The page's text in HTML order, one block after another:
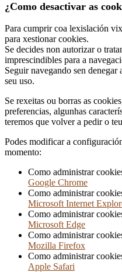
¿Como desactivar as
Para cumprir coa lexislación
para xestionar cookies.
Se decides non autorizar o
imprescindibles para a
Seguir navegando sen
seu uso.
Se rexeitas ou borras as
preferencias, algunhas
teremos que volver a pedir o
Podes modificar a
momento:
Como administrar
Google Chrome
Como administrar
Microsoft Internet
Como administrar
Microsoft Edge
Como administrar
Mozilla Firefox
Como administrar
Apple Safari